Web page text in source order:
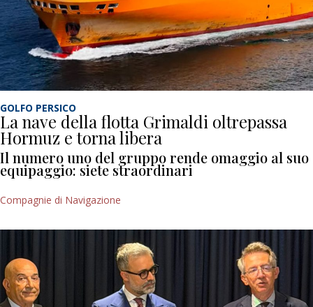
GOLFO PERSICO
La nave della flotta Grimaldi oltrepassa
Hormuz e torna libera
Il numero uno del gruppo rende omaggio al suo
equipaggio: siete straordinari
Compagnie di Navigazione